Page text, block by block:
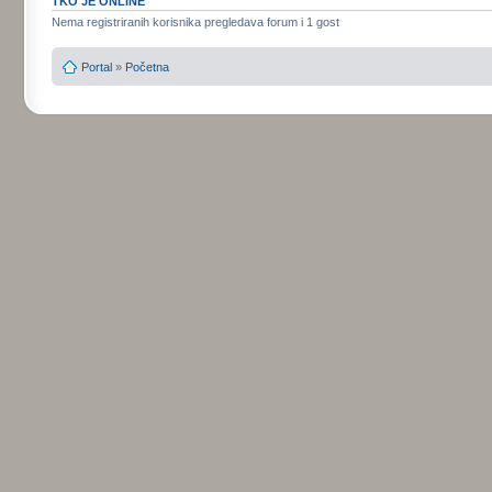
Nema registriranih korisnika pregledava forum i 1 gost
Portal » Početna